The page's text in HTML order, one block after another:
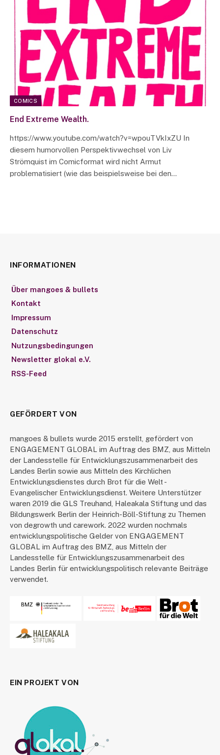
COMICS
End Extreme Wealth.
https://www.youtube.com/watch?v=wpouTVkIxZU In
diesem humorvollen Perspektivwechsel von Liv
Strömquist im Comicformat wird nicht Armut
problematisiert (wie das beispielsweise bei den…
INFORMATIONEN
Über mangoes & bullets
Kontakt
Impressum
Datenschutz
Nutzungsbedingungen
Newsletter glokal e.V.
RSS-Feed
GEFÖRDERT VON
mangoes & bullets wurde 2015 erstellt, gefördert von
ENGAGEMENT GLOBAL im Auftrag des BMZ, aus Mitteln
der Landesstelle für Entwicklungszusammenarbeit des
Landes Berlin sowie aus Mitteln des Kirchlichen
Entwicklungsdienstes durch Brot für die Welt -
Evangelischer Entwicklungsdienst. Weitere Unterstützer
waren 2019 die GLS Treuhand, Haleakala Stiftung und das
Bildungswerk Berlin der Heinrich-Böll-Stiftung zu Themen
von degrowth und carework. 2022 wurden nochmals
entwicklungspolitische Gelder von ENGAGEMENT
GLOBAL im Auftrag des BMZ, aus Mitteln der
Landesstelle für Entwicklungszusammenarbeit des
Landes Berlin für entwicklungspolitisch relevante Beiträge
verwendet.
EIN PROJEKT VON